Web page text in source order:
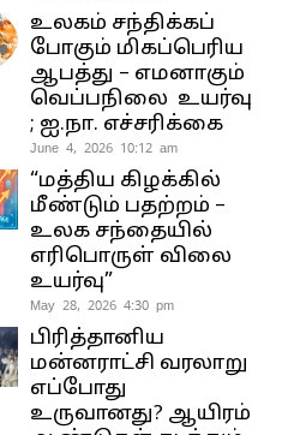
உலகம் சந்திக்கப்
போகும் மிகப்பெரிய
ஆபத்து – எமனாகும்
வெப்பநிலை உயர்வு
; ஐ.நா. எச்சரிக்கை
June 4, 2026 10:12 am
“மத்திய கிழக்கில்
மீண்டும் பதற்றம் –
உலக சந்தையில்
எரிபொருள் விலை
உயர்வு”
May 28, 2026 4:30 pm
பிரித்தானிய
மன்னராட்சி வரலாறு
எப்போது
உருவானது? ஆயிரம்